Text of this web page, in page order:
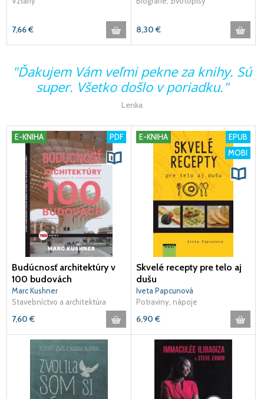
7,66€ 8,30 €
"Ďakujem Vám veľmi pekne za knihy. Sú
super. Všetko došlo v poriadku."
Lenka
E-KNIHA PDF
Budúcnosť architektúry v
100 budovách
Marc Kushner
Stavebníctvo a architektúra
7,60 €
E-KNIHA
EPUB
MOBI
Skvelé recepty pre telo aj
dušu
Iveta Papcunová
Potraviny, nápoje
6,90 €